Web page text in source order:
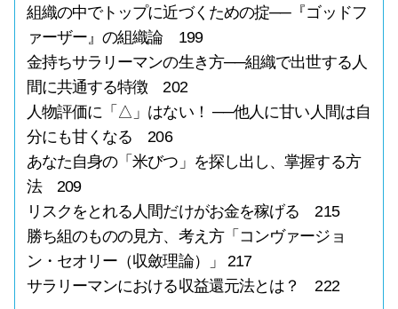
組織の中でトップに近づくための掟──『ゴッドフ
ァーザー』の組織論 199
金持ちサラリーマンの生き方──組織で出世する人
間に共通する特徴 202
人物評価に「△」はない！ ──他人に甘い人間は自
分にも甘くなる 206
あなた自身の「米びつ」を探し出し、掌握する方
法 209
リスクをとれる人間だけがお金を稼げる 215
勝ち組のものの見方、考え方「コンヴァージョ
ン・セオリー（収斂理論）」 217
サラリーマンにおける収益還元法とは？ 222